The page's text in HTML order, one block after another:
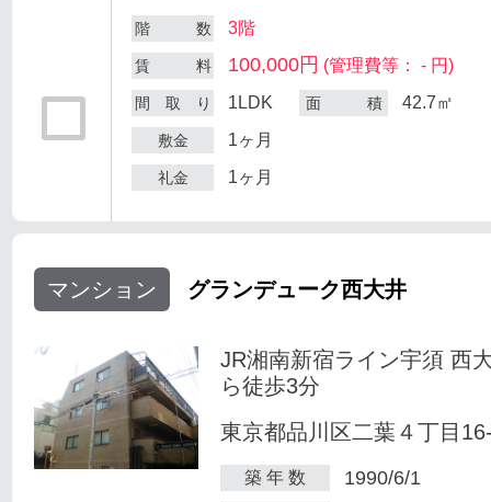
階 数 3階
賃 料 100,000円 (管理費等： - 円)
間 取 り 1LDK 面 積 42.7㎡
敷金 1ヶ月
礼金 1ヶ月
マンション グランデューク西大井
JR湘南新宿ライン宇須 西
ら徒歩3分
東京都品川区二葉４丁目
築 年 数 1990/6/1